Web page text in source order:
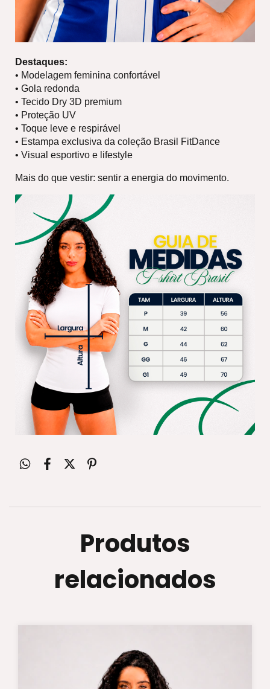
Destaques:
• Modelagem feminina confortável
• Gola redonda
• Tecido Dry 3D premium
• Proteção UV
• Toque leve e respirável
• Estampa exclusiva da coleção Brasil FitDance
• Visual esportivo e lifestyle
Mais do que vestir: sentir a energia do movimento.
Produtos
relacionados